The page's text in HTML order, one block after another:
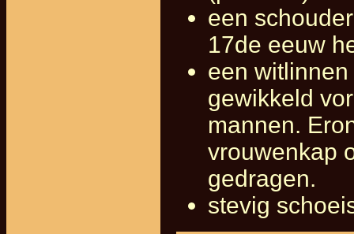
een
17de eeuw
een
gewikkeld
mannen.
vrouwenkap
gedragen.
stevig